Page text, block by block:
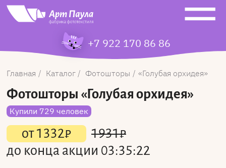
+7 922 170 86 86
Главная Каталог Фотошторы Голубая орхидея
Фотошторы «Голубая орхидея»
Купили 729 человек
от1332₽ 1931₽
до конца акции 03:35:22